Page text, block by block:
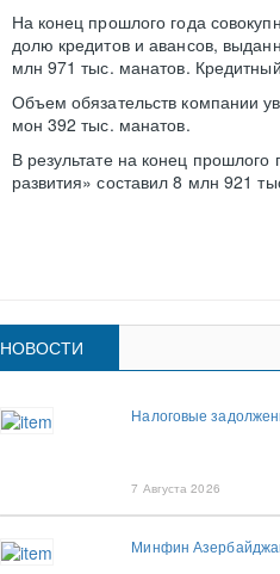
На конец прошлого года
долю кредитов и авансов,
млн 971 тыс. манатов.
Объем обязательств компании
мон 392 тыс. манатов.
В результате на конец
развития» составил 8 млн 921
НОВОСТИ
Налоговые
7 Августа 2026
Минфин